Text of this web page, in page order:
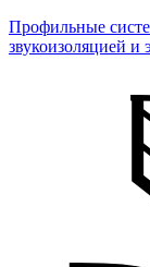
Профильные
звукоизоляцией и